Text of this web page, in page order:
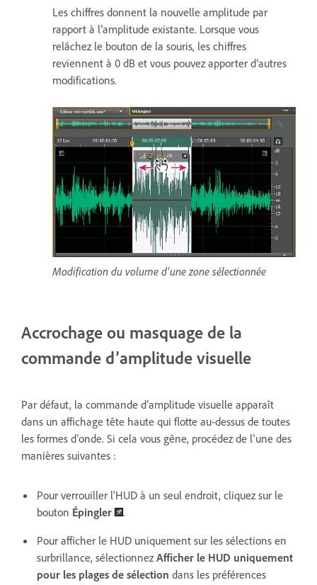
Les chiffres donnent la nouvelle amplitude par
rapport à l’amplitude existante. Lorsque vous
relâchez le bouton de la souris, les chiffres
reviennent à 0 dB et vous pouvez apporter d’autres
modifications.
Modification du volume d’une zone sélectionnée
Accrochage ou masquage de la
commande d’amplitude visuelle
Par défaut, la commande d’amplitude visuelle apparaît
dans un affichage tête haute qui flotte au-dessus de toutes
les formes d’onde. Si cela vous gêne, procédez de l’une des
manières suivantes :
Pour verrouiller l'HUD à un seul endroit, cliquez sur le
bouton Épingler
.
Pour afficher le HUD uniquement sur les sélections en
surbrillance, sélectionnezAfficher le HUD uniquement
pour les plages de sélection dans les préférences